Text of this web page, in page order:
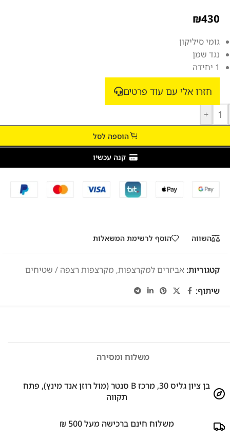
₪430
גומי סיליקון
נגד שמן
1 יחידה
חזרו אלי עם עוד פרטים
+
הוספה לסל
קנה עכשיו
השווה הוסף לרשימת המשאלות
קטגוריות: אביזרים למקרצפות, מקרצפות רצפה / שטיחים
שיתוף:
משלוח ומסירה
משלוח חינם ברכישה מעל 500 ₪
בן ציון גליס 30, מרכז B סנטר (מול רוזן אנד מינץ), פתח
תקווה